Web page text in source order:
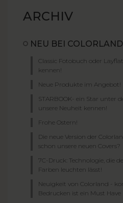
ARCHIV
NEU BEI COLORLAND
Classic Fotobuch oder
kennen!
Neue Produkte im Angebot!
STARBOOK- ein Star unter
unsere Neuheit kennen!
Frohe Ostern!
Die neue Version der
schon unsere neuen Covers?
7C-Druck: Technologie, die
Farben leuchten lässt!
Neuigkeit von Colorland -
Bedrucken ist ein Must Have